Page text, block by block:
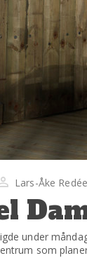
Lars-Åke
under
som